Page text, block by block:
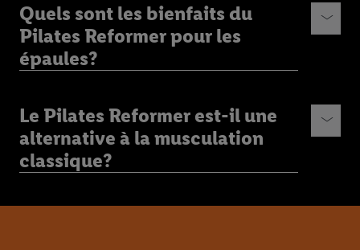
Quels sont les bienfaits du
Pilates Reformer pour les
épaules?
Le Pilates Reformer est-il une
alternative à la musculation
classique?